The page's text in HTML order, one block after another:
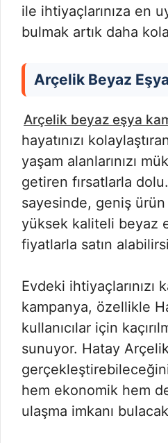
ile ihtiyaçlarınıza en
bulmak artık daha
Arçelik Beyaz
Arçelik beyaz eşya
hayatınızı
yaşam alanlarınızı
getiren fırsatlarla
sayesinde, geniş
yüksek kaliteli beyaz
fiyatlarla satın
Evdeki ihtiyaçlarınızı
kampanya, özellikle
kullanıcılar için
sunuyor. Hatay
hem ekonomik hem
ulaşma imkanı